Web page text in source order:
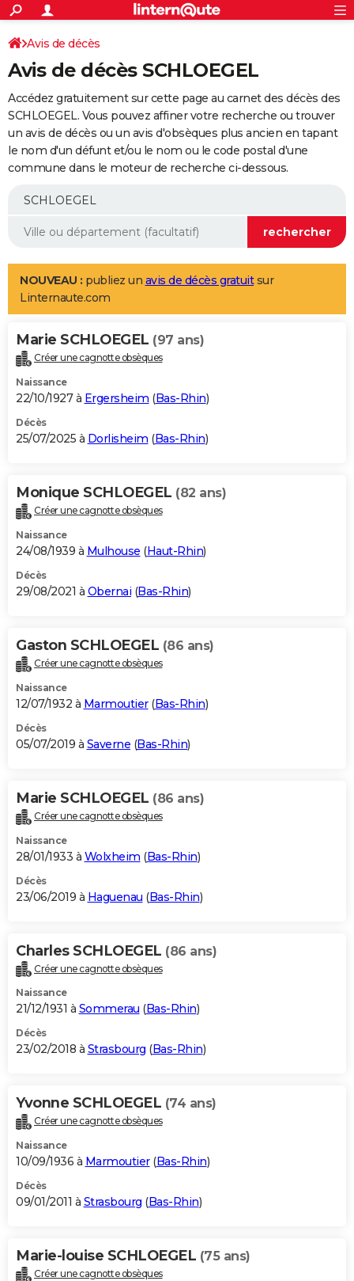
ACTUALITÉS
Politique
Société
Faits Divers
Education
Monde
Villes
+
SPORT
Coupe du monde 2026
Football
Tennis
Cyclisme
Rugby
Forum
Programme TV
TNT
Streaming
Cinéma
Sorties cinéma
Musique
+
FINANCE
Impôts
Immobilier
Risques naturels par ville
Banque
Assurance
Crédit
AUTO
Essais
Réserver un essai
Citadines
Berlines
SUV
Forum auto
+
Mobiles
Meilleur smartphone
Internet
Ordinateurs
Jeux vidéo
Guide high-tech
Aménagement intérieur
LIFESTYLE
Art de vivre
Bien-être
Loisirs
Mode
Modes de vie
Alimentation
Guide de la santé
Maladies
Médicaments
Sommeil
VOYAGE
Destinations
City break
Voyage nature
Voyage de noces
Forum
Climat
+PHOTO
GUIDES D'ACHAT
BONS PLANS
Carte de Noël
Carte Bonne année
Carte Saint-Valentin
Carte Pâques
Carte d'anniversaire
DICTIONNAIRE
Dictionnaire
Biographies
Citations
Expressions
Proverbes
PROGRAMME TV
S'inscrire
Se connecter
Lycées
Collèges
Primaires
Universités
Entreprises
Service militaire
Avis de recherche
AVIS DE DÉCÈS
Bricolage
Lifestyle
Culture
Sport
Auto
Television
Voyage
Cinema
Avis de décès
Avis de décès SCHLOEGEL
Accédez gratuitement sur cette page au carnet des décès des
SCHLOEGEL. Vous pouvez affiner votre recherche ou trouver
un avis de décès ou un avis d'obsèques plus ancien en tapant
le nom d'un défunt et/ou le nom ou le code postal d'une
commune dans le moteur de recherche ci-dessous.
NOUVEAU : publiez un avis de décès gratuitsur
Linternaute.com
Marie SCHLOEGEL (97 ans)
Créer une cagnotte obsèques
Naissance
22/10/1927 à Ergersheim (Bas-Rhin)
Décès
25/07/2025 à Dorlisheim (Bas-Rhin)
Monique SCHLOEGEL (82 ans)
Créer une cagnotte obsèques
Naissance
24/08/1939 à Mulhouse (Haut-Rhin)
Décès
29/08/2021 à Obernai (Bas-Rhin)
Gaston SCHLOEGEL (86 ans)
Créer une cagnotte obsèques
Naissance
12/07/1932 à Marmoutier(Bas-Rhin)
Décès
05/07/2019 à Saverne (Bas-Rhin)
Marie SCHLOEGEL (86 ans)
Créer une cagnotte obsèques
Naissance
28/01/1933 à Wolxheim (Bas-Rhin)
Décès
23/06/2019 à Haguenau (Bas-Rhin)
Charles SCHLOEGEL (86 ans)
Créer une cagnotte obsèques
Naissance
21/12/1931 à Sommerau (Bas-Rhin)
Décès
23/02/2018 à Strasbourg (Bas-Rhin)
Yvonne SCHLOEGEL (74 ans)
Créer une cagnotte obsèques
Naissance
10/09/1936 à Marmoutier(Bas-Rhin)
Décès
09/01/2011 à Strasbourg (Bas-Rhin)
Marie-louise SCHLOEGEL (75 ans)
Créer une cagnotte obsèques